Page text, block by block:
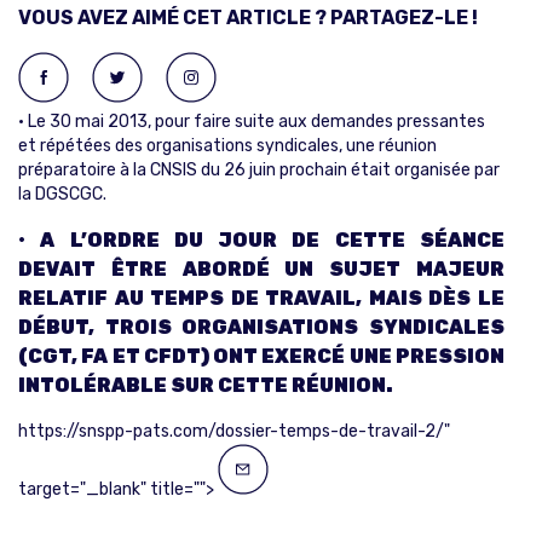
VOUS AVEZ AIMÉ CET ARTICLE ? PARTAGEZ-LE !
• Le 30 mai 2013, pour faire suite aux demandes pressantes
et répétées des organisations syndicales, une réunion
préparatoire à la CNSIS du 26 juin prochain était organisée par
la DGSCGC.
•A L’ORDRE DU JOUR DE CETTE SÉANCE
DEVAIT ÊTRE ABORDÉ UN SUJET MAJEUR
RELATIF AU TEMPS DE TRAVAIL, MAIS DÈS LE
DÉBUT, TROIS ORGANISATIONS SYNDICALES
(CGT, FA ET CFDT) ONT EXERCÉ UNE PRESSION
INTOLÉRABLE SUR CETTE RÉUNION.
https://snspp-pats.com/dossier-temps-de-travail-2/"
target="_blank" title="">